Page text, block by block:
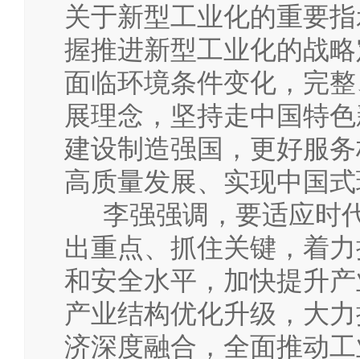
关于新型工业化的重要
握推进新型工业化的战
面临环境条件变化，完
展理念，坚持走中国特
建设制造强国，更好服
高质量发展、实现中国
李强强调，要适应时
出重点、抓住关键，着
和安全水平，加快提升
产业结构优化升级，大
济深度融合，全面推动